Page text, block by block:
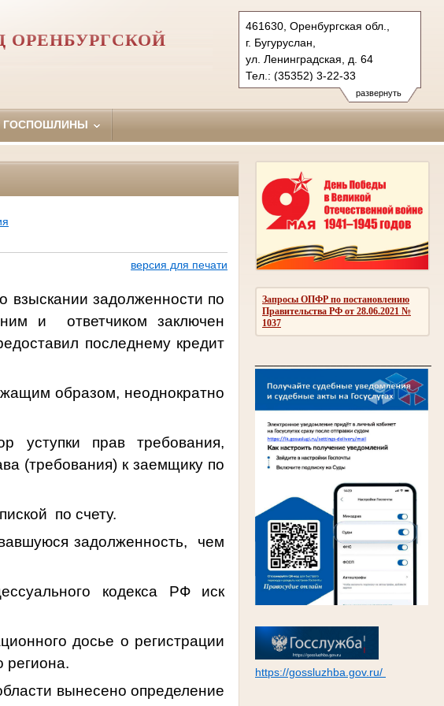
развернуть
461630, Оренбургская обл.,
г. Бугуруслан,
ул. Ленинградская, д. 64
Тел.: (35352) 3-22-33
buguruslansky.orb@sudrf.ru
ОРЕНБУРГСКОЙ
ГОСПОШЛИНЫ
Запросы ОПФР по постановлению
Правительства РФ от 28.06.2021 №
1037
https://gossluzhba.gov.ru/
версия для печати
задолженности по
и ответчиком заключен
последнему кредит
образом, неоднократно
уступки прав требования,
(требования) к заемщику по
по счету.
задолженность, чем
кодекса РФ иск
досье о регистрации
региона.
вынесено определение